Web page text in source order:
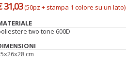
31,03(50pz + stampa 1 colore su un lato)
two tone 600D
cm